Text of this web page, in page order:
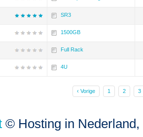
SR3
1500GB
Full Rack
4U
‹ Vorige 1 2 3
© Hosting in